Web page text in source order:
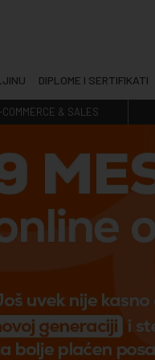
DIPLOME I SERTIFIKATI
& SALES